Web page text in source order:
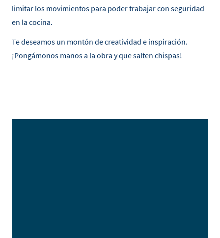
limitar los movimientos para poder trabajar con seguridad
en la cocina.
Te deseamos un montón de creatividad e inspiración.
¡Pongámonos manos a la obra y que salten chispas!